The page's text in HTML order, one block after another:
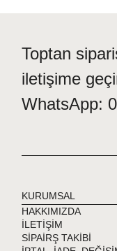
Toptan
iletişime
WhatsApp:
KURUMSAL
HAKKIMIZDA
İLETİŞİM
SİPAİRŞ TAKİBİ